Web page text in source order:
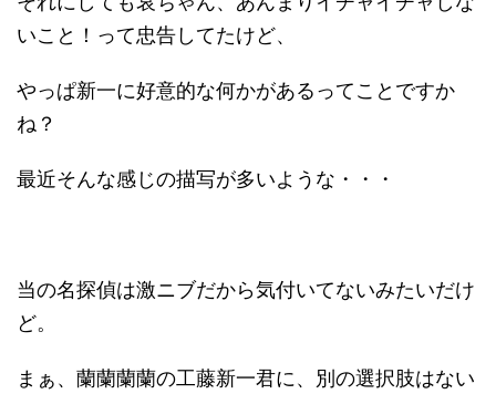
いこと！って忠告してたけど、
やっぱ新一に好意的な何かがあるってことですか
ね？
最近そんな感じの描写が多いような・・・
当の名探偵は激ニブだから気付いてないみたいだけ
ど。
まぁ、蘭蘭蘭蘭の工藤新一君に、別の選択肢はない